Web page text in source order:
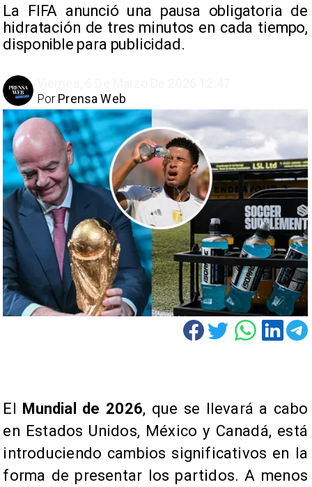
La FIFA anunció una pausa obligatoria de
hidratación de tres minutos en cada tiempo,
disponible para publicidad.
Prensa Web
Por
El Mundial de 2026, que se llevará a cabo
en Estados Unidos, México y Canadá, está
introduciendo cambios significativos en la
forma de presentar los partidos. A menos